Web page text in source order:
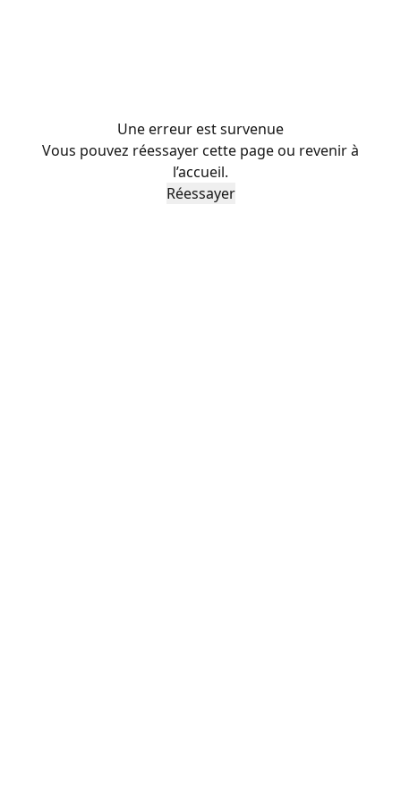
Une erreur est survenue
Vous pouvez réessayer cette page ou revenir à
l’accueil.
Réessayer